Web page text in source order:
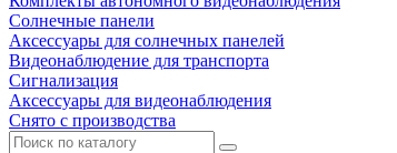
Солнечные панели
Аксессуары для солнечных панелей
Видеонаблюдение для транспорта
Сигнализация
Аксессуары для видеонаблюдения
Снято с производства